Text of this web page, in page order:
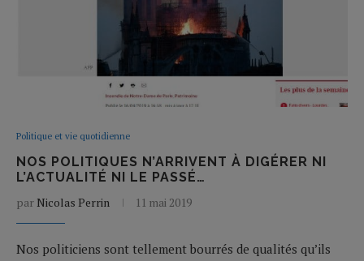
Politique et vie quotidienne
NOS POLITIQUES N’ARRIVENT À DIGÉRER NI
L’ACTUALITÉ NI LE PASSÉ…
par Nicolas Perrin 11 mai 2019
Nos politiciens sont tellement bourrés de qualités qu’ils